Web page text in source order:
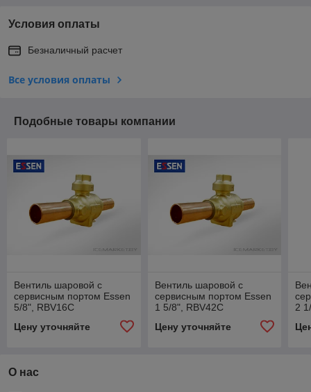
Условия оплаты
Безналичный расчет
Все условия оплаты
Подобные товары компании
Вентиль шаровой с
сервисным портом Essen
5/8", RBV16С
Цену уточняйте
Вентиль шаровой с
сервисным портом Essen
1 5/8", RBV42С
Цену уточняйте
2
О нас